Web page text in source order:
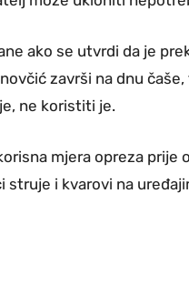
ako se utvrdi da je
završi na dnu
ne koristiti je.
mjera opreza prije
i kvarovi na